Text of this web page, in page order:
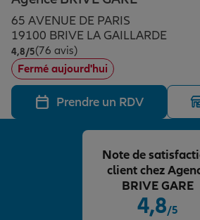
Assurance emprunteur
Prévoyance et dépendance
Assurance animal de compagnie
Protection de la famille
Protection juridique
Épargne & retraite
Plan épargne retraite
Assurance vie
Placements financiers
Investissements immobiliers
Vos projets
Partir en vacances
Conseil assurance
65 AVENUE DE PARIS
19100 BRIVE LA GAILLARDE
4,8/5Note de 4.8 sur 5
(76 avis)
Fermé aujourd'hui
Prendre un RDV
4,8/5
Note de
client chez
BRIVE GARE